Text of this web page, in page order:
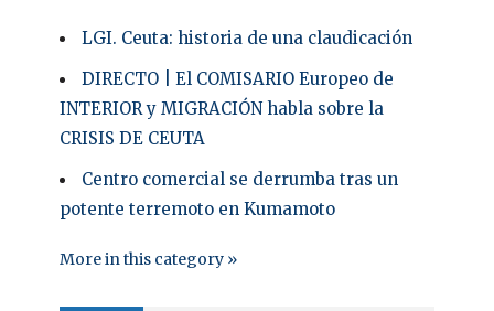
LGI. Ceuta: historia de una claudicación
DIRECTO | El COMISARIO Europeo de
INTERIOR y MIGRACIÓN habla sobre la
CRISIS DE CEUTA
Centro comercial se derrumba tras un
potente terremoto en Kumamoto
More in this category »